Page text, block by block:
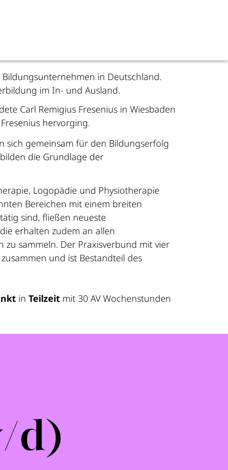
d)
in Deutschland.
im In- und Ausland.
Carl Remigius Fresenius in Wiesbaden
hervorging.
sich gemeinsam für den Bildungserfolg
die Grundlage der
Logopädie und Physiotherapie
Bereichen mit einem breiten
sind, fließen neueste
erhalten zudem an allen
sammeln. Der Praxisverbund mit vier
und ist Bestandteil des
in Teilzeit mit 30 AV Wochenstunden